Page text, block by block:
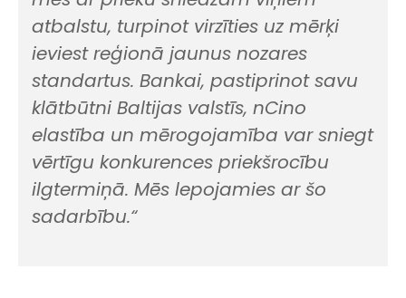
atbalstu, turpinot virzīties uz mērķi
ieviest reģionā jaunus nozares
standartus. Bankai, pastiprinot savu
klātbūtni Baltijas valstīs, nCino
elastība un mērogojamība var sniegt
vērtīgu konkurences priekšrocību
ilgtermiņā. Mēs lepojamies ar šo
sadarbību.“